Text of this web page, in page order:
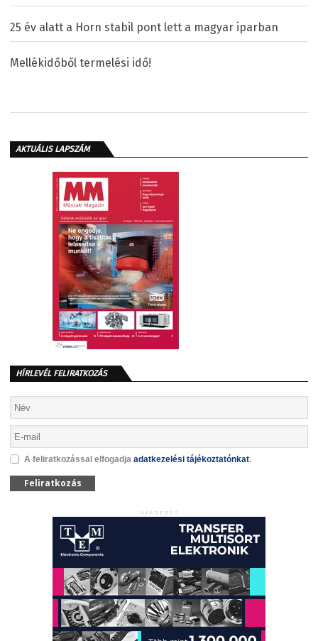
25 év alatt a Horn stabil pont lett a magyar iparban
Mellékidőből termelési idő!
AKTUÁLIS LAPSZÁM
HÍRLEVÉL FELIRATKOZÁS
A feliratkozással elfogadja adatkezelési tájékoztatónkat.
Feliratkozás
HIRDETÉS